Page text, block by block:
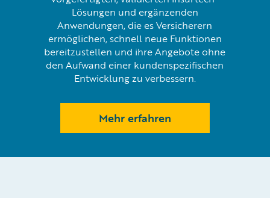
Lösungen und ergänzenden
Anwendungen, die es Versicherern
ermöglichen, schnell neue Funktionen
bereitzustellen und ihre Angebote ohne
den Aufwand einer kundenspezifischen
Entwicklung zu verbessern.
Mehr erfahren